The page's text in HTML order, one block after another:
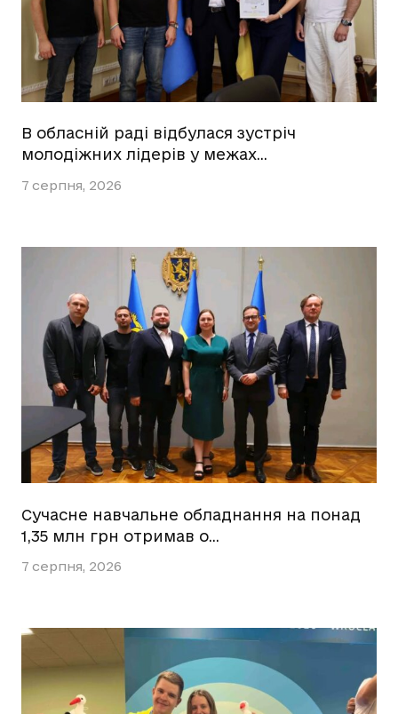
В обласній раді відбулася зустріч
молодіжних лідерів у межах…
7 серпня, 2026
Сучасне навчальне обладнання на понад
1,35 млн грн отримав о…
7 серпня, 2026